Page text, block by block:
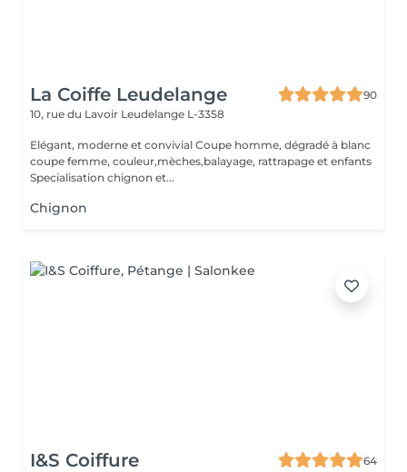
La Coiffe Leudelange
90
10, rue du Lavoir Leudelange L-3358
Elégant, moderne et convivial Coupe homme, dégradé à blanc
coupe femme, couleur,mèches,balayage, rattrapage et enfants
Specialisation chignon et...
Chignon
I&S Coiffure
64